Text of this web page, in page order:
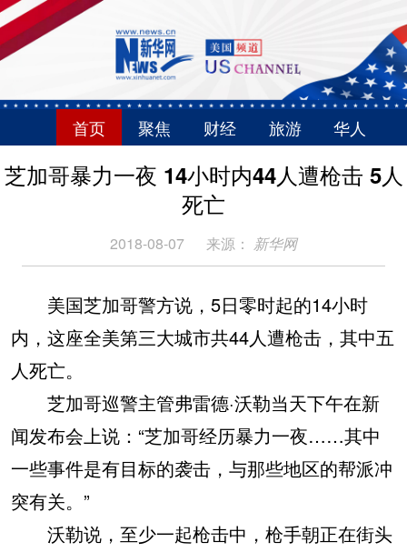
首页 聚焦 财经 旅游 华人
芝加哥暴力一夜 14小时内44人遭枪击 5人
死亡
2018-08-07 来源： 新华网
美国芝加哥警方说，5日零时起的14小时
内，这座全美第三大城市共44人遭枪击，其中五
人死亡。
芝加哥巡警主管弗雷德·沃勒当天下午在新
闻发布会上说：“芝加哥经历暴力一夜……其中
一些事件是有目标的袭击，与那些地区的帮派冲
突有关。”
沃勒说，至少一起枪击中，枪手朝正在街头